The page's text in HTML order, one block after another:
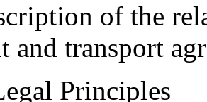
of the
and transport
Principles